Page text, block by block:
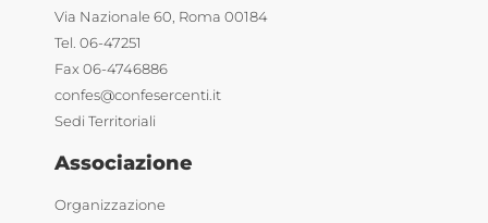
Via Nazionale 60, Roma 00184
Tel. 06-47251
Fax 06-4746886
confes@confesercenti.it
Sedi Territoriali
Associazione
Organizzazione